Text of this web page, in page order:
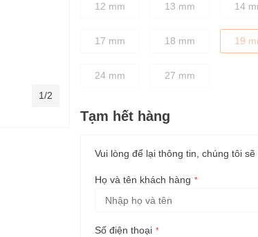
12 mm 13 mm 14
17 mm 18 mm 19
24 mm 27 mm
Tạm hết hàng
Vui lòng để lại thông tin, chúng tôi
Họ và tên khách hàng
Số điện thoại
1/2